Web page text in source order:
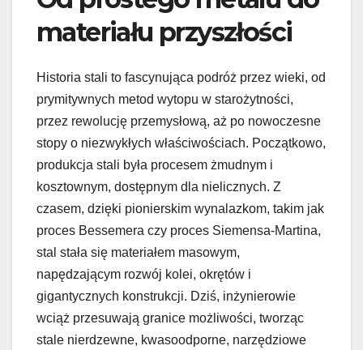
materiału przyszłości
Historia stali to fascynująca podróż przez wieki, od
prymitywnych metod wytopu w starożytności,
przez rewolucję przemysłową, aż po nowoczesne
stopy o niezwykłych właściwościach. Początkowo,
produkcja stali była procesem żmudnym i
kosztownym, dostępnym dla nielicznych. Z
czasem, dzięki pionierskim wynalazkom, takim jak
proces Bessemera czy proces Siemensa-Martina,
stal stała się materiałem masowym,
napędzającym rozwój kolei, okrętów i
gigantycznych konstrukcji. Dziś, inżynierowie
wciąż przesuwają granice możliwości, tworząc
stale nierdzewne, kwasoodporne, narzędziowe